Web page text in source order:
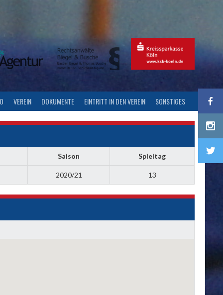
VEREIN DOKUMENTE EINTRITT IN DEN VEREIN SONSTIGES
Saison Spieltag
2020/21 13